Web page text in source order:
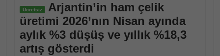
Ücretsiz
Arjantin’in ham çelik
üretimi 2026’nın Nisan ayında
aylık %3 düşüş ve yıllık %18,3
artış gösterdi